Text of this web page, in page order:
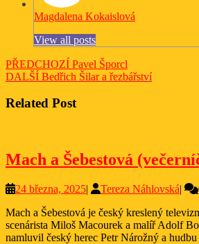
Magdalena Kokaislová
View all posts
Navigace
pro
příspěvek
PŘEDCHOZÍ Previous
post:
Pavel Šporcl
DALŠÍ Next
Bedřich Šilar a řezbářství
Related Post
Mach a Šebestová
24 března, 202524
2025
| Tereza Náhlovská|
Mach a Šebestová je český kreslený televizní seriál. Tvůrci jsou
scenárista Miloš Macourek a malíř Adolf
namluvil český herec Petr Nárožný a